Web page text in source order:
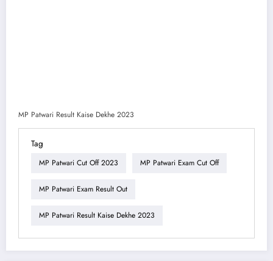
MP Patwari Result Kaise Dekhe 2023
Tag
MP Patwari Cut Off 2023 MP Patwari Exam Cut Off
MP Patwari Exam Result Out
MP Patwari Result Kaise Dekhe 2023